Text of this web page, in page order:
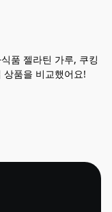
품 젤라틴 가루, 쿠킹
품을 비교했어요!